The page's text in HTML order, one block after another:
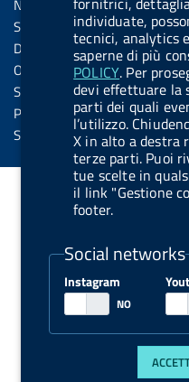
individuate,
tecnici, analytics
saperne di più
POLICY. Per
devi effettuare la
parti dei quali
l’utilizzo.
X in alto a
terze parti. Puoi
tue scelte in
il link "Gestione
footer.
Social networks
Instagram
t
t
o
n
.
i
n
s
t
g
r
m
Note legali
Social Media Policy
Dichiarazione di accessibilità
Obiettivi di accessibilità
Statistiche sito
Privacy
Servizi Online